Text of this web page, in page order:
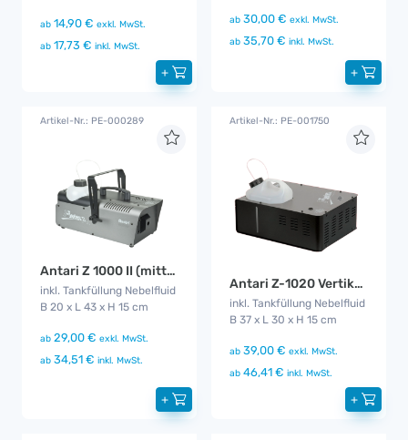
ab 14,90 € exkl. MwSt.
ab 17,73 € inkl. MwSt.
+
ab 30,00 € exkl. MwSt.
ab 35,70 € inkl. MwSt.
+
Artikel-Nr.: PE-000289
Antari Z 1000 II (mittel)
inkl. Tankfüllung Nebelfluid
B 20 x L 43 x H 15 cm
ab 29,00 € exkl. MwSt.
ab 34,51 € inkl. MwSt.
+
Artikel-Nr.: PE-001750
Antari Z-1020 Vertikal Fog Jet
inkl. Tankfüllung Nebelfluid
B 37 x L 30 x H 15 cm
ab 39,00 € exkl. MwSt.
ab 46,41 € inkl. MwSt.
+